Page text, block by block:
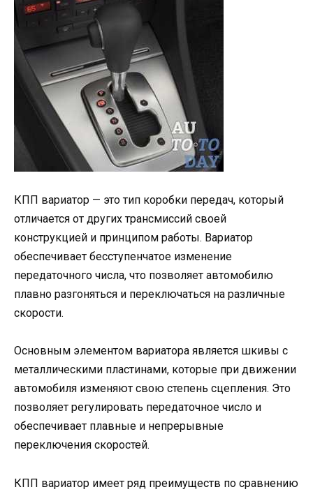
КПП вариатор — это тип коробки передач, который
отличается от других трансмиссий своей
конструкцией и принципом работы. Вариатор
обеспечивает бесступенчатое изменение
передаточного числа, что позволяет автомобилю
плавно разгоняться и переключаться на различные
скорости.
Основным элементом вариатора является шкивы с
металлическими пластинами, которые при движении
автомобиля изменяют свою степень сцепления. Это
позволяет регулировать передаточное число и
обеспечивает плавные и непрерывные
переключения скоростей.
КПП вариатор имеет ряд преимуществ по сравнению